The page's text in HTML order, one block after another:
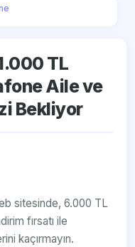
TL
Aile ve
Bekliyor
sitesinde, 6.000 TL
fırsatı ile
kaçırmayın.